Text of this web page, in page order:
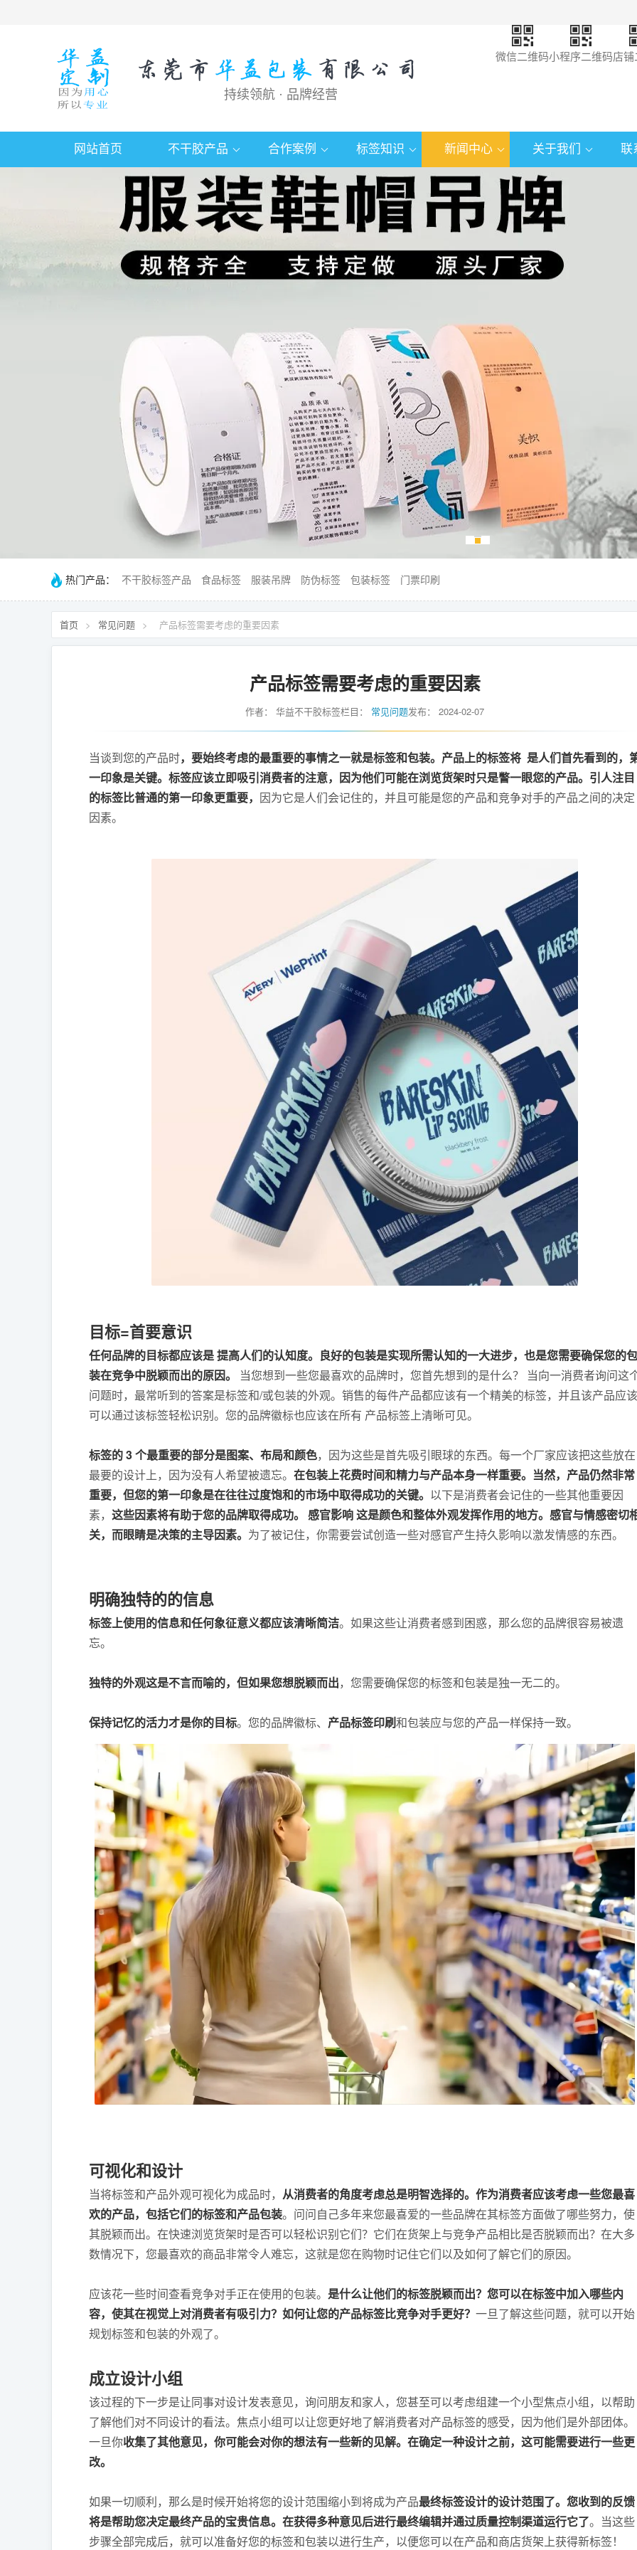
持续领航 · 品牌经营
微信二维码小程序二维码店铺
网站首页 不干胶产品 合作案例 标签知识 新闻中心 关于我们 联
热门产品： 不干胶标签产品 食品标签 服装吊牌 防伪标签 包装标签 门票印刷
首页 > 常见问题 > 产品标签需要考虑的重要因素
产品标签需要考虑的重要因素
作者： 华益不干胶标签栏目： 常见问题发布： 2024-02-07
当谈到您的产品时，要始终考虑的最重要的事情之一就是标签和包装。产品上的标签将 是人们首先看到的，
一印象是关键。标签应该立即吸引消费者的注意，因为他们可能在浏览货架时只是瞥一眼您的产品。引人注目
的标签比普通的第一印象更重要， 因为它是人们会记住的，并且可能是您的产品和竞争对手的产品之间的决定
因素。
目标=首要意识
任何品牌的目标都应该是 提高人们的认知度。良好的包装是实现所需认知的一大进步，也是您需要确保您的包
装在竞争中脱颖而出的原因。
当您想到一些您最喜欢的品牌时，您首先想到的是什么？ 当向一消费者询问这
问题时，最常听到的答案是标签和/或包装的外观。销售的每件产品都应该有一个精美的标签，并且该产品应该
可以通过该标签轻松识别。您的品牌徽标也应该在所有 产品标签上清晰可见。
标签的 3 个最重要的部分是图案、布局和颜色，因为这些是首先吸引眼球的东西。每一个厂家应该把这些放在
最要的设计上，因为没有人希望被遗忘。 在包装上花费时间和精力与产品本身一样重要。当然，产品仍然非常
重要，但您的第一印象是在往往过度饱和的市场中取得成功的关键。 以下是消费者会记住的一些其他重要因
素， 这些因素将有助于您的品牌取得成功。 感官影响 这是颜色和整体外观发挥作用的地方。感官与情感密切
关，而眼睛是决策的主导因素。 为了被记住，你需要尝试创造一些对感官产生持久影响以激发情感的东西。
明确独特的的信息
标签上使用的信息和任何象征意义都应该清晰简洁。如果这些让消费者感到困惑，那么您的品牌很容易被遗
忘。
独特的外观这是不言而喻的，但如果您想脱颖而出，您需要确保您的标签和包装是独一无二的。
保持记忆的活力才是你的目标。您的品牌徽标、 产品标签印刷和包装应与您的产品一样保持一致。
可视化和设计
当将标签和产品外观可视化为成品时， 从消费者的角度考虑总是明智选择的。作为消费者应该考虑一些您最喜
欢的产品，包括它们的标签和产品包装。问问自己多年来您最喜爱的一些品牌在其标签方面做了哪些努力，使
其脱颖而出。在快速浏览货架时是否可以轻松识别它们？它们在货架上与竞争产品相比是否脱颖而出？在大多
数情况下，您最喜欢的商品非常令人难忘，这就是您在购物时记住它们以及如何了解它们的原因。
应该花一些时间查看竞争对手正在使用的包装。 是什么让他们的标签脱颖而出？您可以在标签中加入哪些内
容，使其在视觉上对消费者有吸引力？如何让您的产品标签比竞争对手更好？ 一旦了解这些问题，就可以开始
规划标签和包装的外观了。
成立设计小组
该过程的下一步是让同事对设计发表意见，询问朋友和家人，您甚至可以考虑组建一个小型焦点小组，以帮助
了解他们对不同设计的看法。焦点小组可以让您更好地了解消费者对产品标签的感受，因为他们是外部团体。
一旦你收集了其他意见，你可能会对你的想法有一些新的见解。在确定一种设计之前，这可能需要进行一些更
改。
如果一切顺利，那么是时候开始将您的设计范围缩小到将成为产品最终标签设计的设计范围了。您收到的反馈
将是帮助您决定最终产品的宝贵信息。在获得多种意见后进行最终编辑并通过质量控制渠道运行它了。当这些
步骤全部完成后，就可以准备好您的标签和包装以进行生产，以便您可以在产品和商店货架上获得新标签！